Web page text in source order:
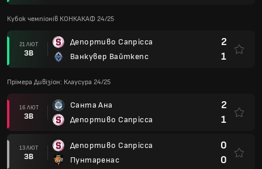
Кубок чемпіонів КОНКАКАФ 24/25
21 ЛЮТ
ЗВ
Депортиво Сапрісса
Ванкувер Вайткепс
2
1
Прімера Дивізіон: Клаусура 24/25
16 ЛЮТ
ЗВ
Санта Ана
Депортиво Сапрісса
2
1
13 ЛЮТ
ЗВ
Депортиво Сапрісса
Пунтаренас
0
0